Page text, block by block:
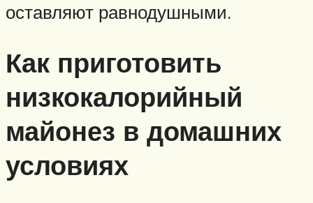
оставляют равнодушными.
Как приготовить
низкокалорийный
майонез в домашних
условиях